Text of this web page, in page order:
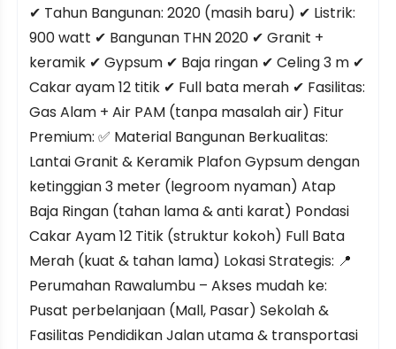
✔ Tahun Bangunan: 2020 (masih baru) ✔ Listrik:
900 watt ✔ Bangunan THN 2020 ✔ Granit +
keramik ✔ Gypsum ✔ Baja ringan ✔ Celing 3 m ✔
Cakar ayam 12 titik ✔ Full bata merah ✔ Fasilitas:
Gas Alam + Air PAM (tanpa masalah air) Fitur
Premium: ✅ Material Bangunan Berkualitas:
Lantai Granit & Keramik Plafon Gypsum dengan
ketinggian 3 meter (legroom nyaman) Atap
Baja Ringan (tahan lama & anti karat) Pondasi
Cakar Ayam 12 Titik (struktur kokoh) Full Bata
Merah (kuat & tahan lama) Lokasi Strategis: 📍
Perumahan Rawalumbu – Akses mudah ke:
Pusat perbelanjaan (Mall, Pasar) Sekolah &
Fasilitas Pendidikan Jalan utama & transportasi